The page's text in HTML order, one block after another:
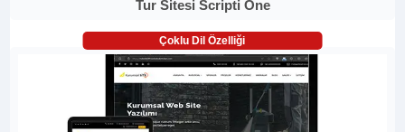
Tur Sitesi Scripti One
Çoklu Dil Özelliği